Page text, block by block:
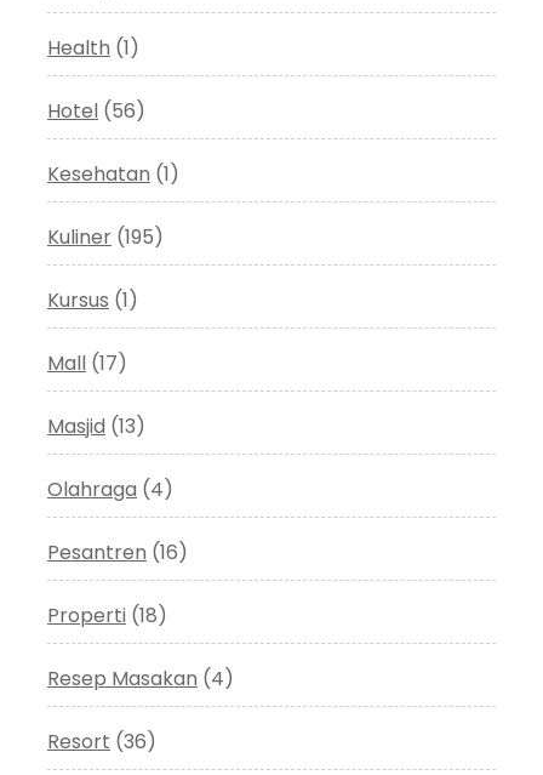
Health (1)
Hotel (56)
Kesehatan (1)
Kuliner (195)
Kursus (1)
Mall (17)
Masjid (13)
Olahraga (4)
Pesantren (16)
Properti (18)
Resep Masakan (4)
Resort (36)